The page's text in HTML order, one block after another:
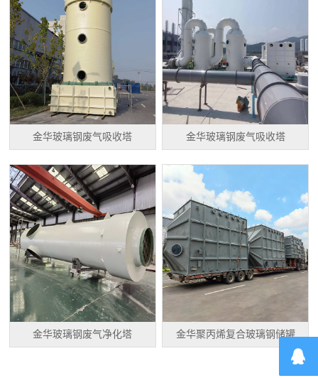
金华玻璃钢废气吸收塔 金华玻璃钢废气吸收塔
金华玻璃钢废气净化塔 金华聚丙烯复合玻璃钢储罐